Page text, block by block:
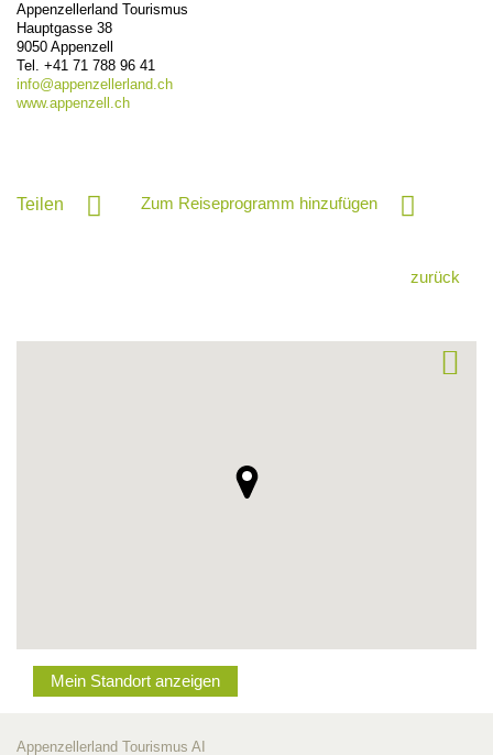
Appenzellerland Tourismus
Hauptgasse 38
9050 Appenzell
Tel. +41 71 788 96 41
info@appenzellerland.ch
www.appenzell.ch
Teilen Zum Reiseprogramm hinzufügen
zurück
Mein Standort anzeigen
Appenzellerland Tourismus AI